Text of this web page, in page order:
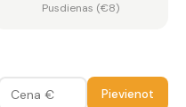
Pusdienas (€8)
Pievienot